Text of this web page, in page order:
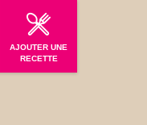
AJOUTER UNE
RECETTE